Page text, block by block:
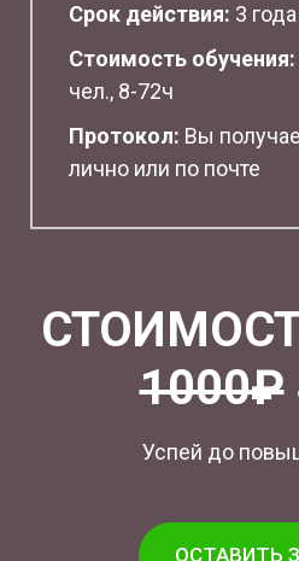
Срок действия: 3 года
Стоимость обучения:
чел., 8-72ч
Протокол: Вы
лично или по почте
1000₽
Успей до
ОСТАВИТЬ